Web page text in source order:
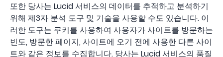
또한 당사는 Lucid 서비스의 데이터를 추적하고 분석하기
위해 제3자 분석 도구 및 기술을 사용할 수도 있습니다. 이
러한 도구는 쿠키를 사용하여 사용자가 사이트를 방문하는
빈도, 방문한 페이지, 사이트에 오기 전에 사용한 다른 사이
트와 같은 정보를 수집합니다. 당사는 Lucid 서비스의 품질